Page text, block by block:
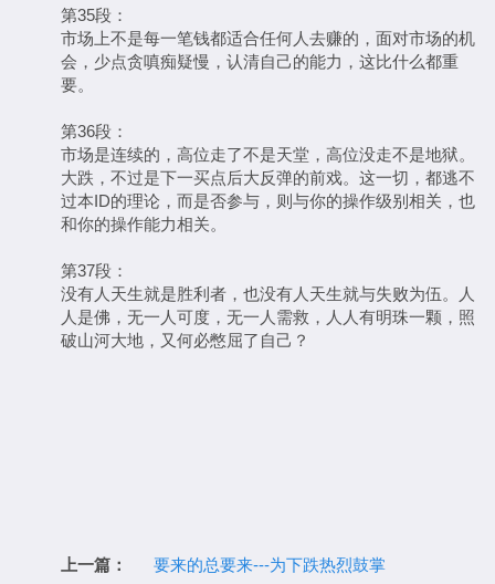
第35段：
市场上不是每一笔钱都适合任何人去赚的，面对市场的机
会，少点贪嗔痴疑慢，认清自己的能力，这比什么都重
要。
第36段：
市场是连续的，高位走了不是天堂，高位没走不是地狱。
大跌，不过是下一买点后大反弹的前戏。这一切，都逃不
过本ID的理论，而是否参与，则与你的操作级别相关，也
和你的操作能力相关。
第37段：
没有人天生就是胜利者，也没有人天生就与失败为伍。人
人是佛，无一人可度，无一人需救，人人有明珠一颗，照
破山河大地，又何必憋屈了自己？
上一篇：
要来的总要来---为下跌热烈鼓掌